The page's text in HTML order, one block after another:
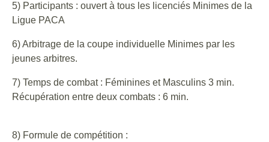
5) Participants : ouvert à tous les licenciés Minimes de la
Ligue PACA
6) Arbitrage de la coupe individuelle Minimes par les
jeunes arbitres.
7) Temps de combat : Féminines et Masculins 3 min.
Récupération entre deux combats : 6 min.
8) Formule de compétition :